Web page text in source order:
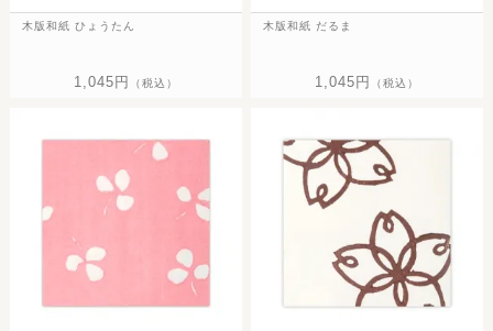
木版和紙 ひょうたん
1,045円 （税込）
木版和紙 だるま
1,045円 （税込）